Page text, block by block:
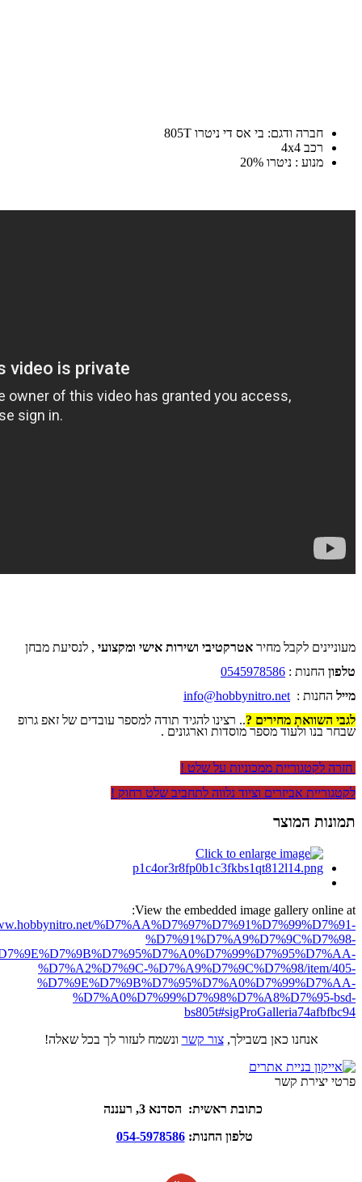
חברה ודגם: בי אס די ניטרו 805T
רכב 4x4
מנוע : ניטרו 20%
מעוניינים לקבל מחיר אטרקטיבי ושירות אישי ומקצועי , לנסיעת מבחן
טלפון החנות : 0545978586
מייל החנות : info@hobbynitro.net
לגבי השוואת מחירים ?.. רצינו להגיד תודה למספר עובדים של זאפ גרופ
שבחר בנו ולעוד מספר מוסדות וארגונים .
חזרה לקטגוריית ממכוניות על שלט !
לקטגוריית אביזרים וציוד נלווה לתחביב שלט רחוק !
תמונות המוצר
View the embedded image gallery online at:
%D7%AA%D7%97%D7%91%D7%99%D7%91-
%D7%91%D7%A9%D7%9C%D7%98-
%D7%A2%D7%9C-%D7%A9%D7%9C%D7%98/item/405-
%D7%9E%D7%9B%D7%95%D7%A0%D7%99%D7%AA-
%D7%A0%D7%99%D7%98%D7%A8%D7%95-bsd-
bs805t#sigProGalleria74afbfbc94
אנחנו כאן בשבילך,צור קשר ונשמח לעזור לך בכל שאלה!
פרטי יצירת קשר
כתובת ראשית: הסדנא 3, רעננה
טלפון החנות:054-5978586